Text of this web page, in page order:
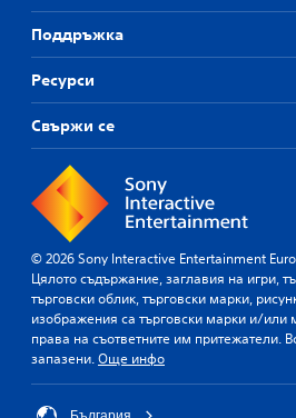
Поддръжка
Ресурси
Свържи се
© 2026 Sony Interactive Entertainment
Цялото съдържание, заглавия на игри,
търговски облик, търговски марки,
изображения са търговски марки и/или
права на съответните им притежатели.
запазени.Още инфо